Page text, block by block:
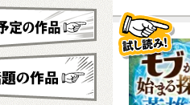
試し読み！